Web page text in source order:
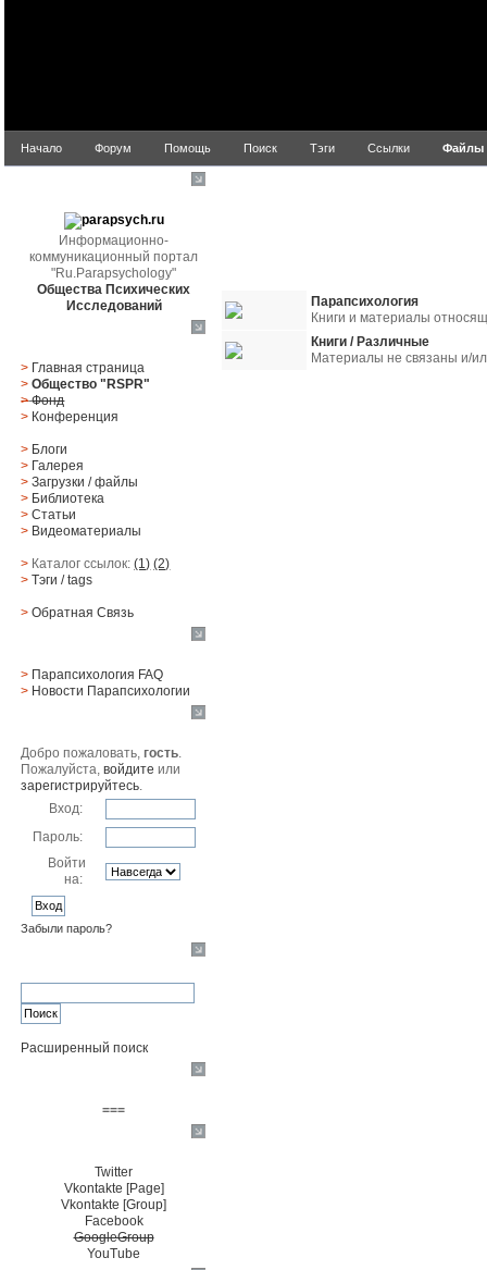
Начало Форум Помощь Поиск Тэги Ссылки Файлы
Информационно-
коммуникационный портал
"Ru.Parapsychology"
Общества Психических
Исследований
> Главная страница
> Общество "RSPR"
> Фонд
> Конференция
> Блоги
> Галерея
> Загрузки/файлы
> Библиотека
> Статьи
> Видеоматериалы
> Каталог ссылок:(1) (2)
> Тэги/ tags
> Обратная Cвязь
> Парапсихология FAQ
> Новости Парапсихологии
Добро пожаловать,гость.
Пожалуйста,войдите или
зарегистрируйтесь.
Вход:
Пароль:
Войти
на:
Забыли пароль?
Расширенный поиск
===
Twitter
Vkontakte [Page]
Vkontakte [Group]
Facebook
GoogleGroup
YouTube
Парапсихология
Книги и материалы
Книги / Различные
Материалы не связаны и/